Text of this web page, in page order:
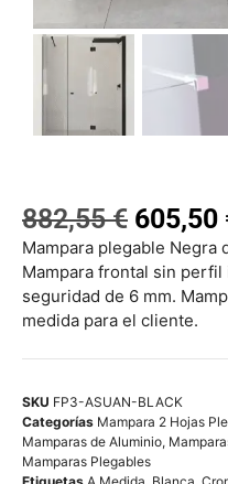
882,55€ 605,50
Mampara plegable Negra
Mampara frontal sin
seguridad de 6 mm.
medida para el cliente.
SKU FP3-ASUAN-BLACK
Categorías Mampara 2 Hojas
Mamparas de Aluminio,
Mamparas Plegables